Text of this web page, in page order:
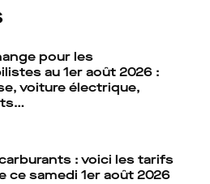
pour les
au 1er août 2026 :
voiture électrique,
: voici les tarifs
ce samedi 1er août 2026